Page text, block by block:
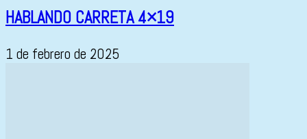
HABLANDO CARRETA 4×19
1 de febrero de 2025